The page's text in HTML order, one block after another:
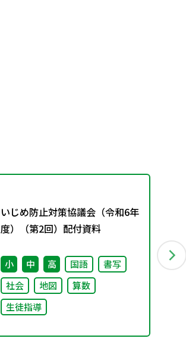
いじめ防止対策協議会（令和6年
度）（第2回）配付資料
小 中 高 国語
書写
社会
地図
算数
生徒指導